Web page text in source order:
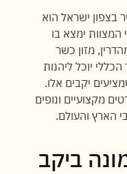
בצפון ישראל הוא
המצוות ימצא בו
מזון כשר
יוכל ליהנות
יקבים אלו.
מקצועיים ונופים
הארץ והעולם.
ביקב